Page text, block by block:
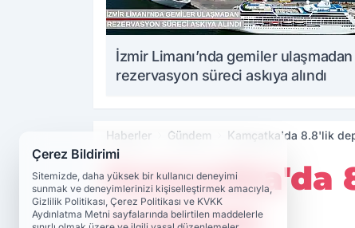
İzmir Limanı’nda gemiler ulaşmadan
rezervasyon süreci askıya alındı
Haberler Gündem Kamçatka'da 8.8'lik
Kamçatka'da
Çerez Bildirimi
Sitemizde, daha yüksek bir kullanıcı deneyimi
sunmak ve deneyimlerinizi kişiselleştirmek amacıyla,
Gizlilik Politikası, Çerez Politikası ve KVKK
Aydınlatma Metni sayfalarında belirtilen maddelerle